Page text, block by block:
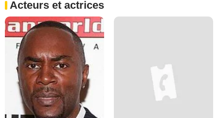
Acteurs et actrices